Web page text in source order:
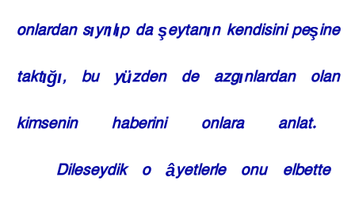
onlardan sıyrılıp da şeytanın kendisini peşine
taktığı, bu yüzden de azgınlardan olan
kimsenin haberini onlara anlat.
Dileseydik o âyetlerle onu elbette